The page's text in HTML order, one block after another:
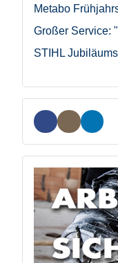
Metabo
Großer Service:
STIHL